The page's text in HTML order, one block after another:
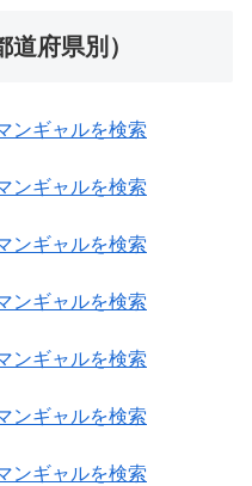
府県別）
ンギャルを検索
ンギャルを検索
ンギャルを検索
ンギャルを検索
ンギャルを検索
ンギャルを検索
ンギャルを検索